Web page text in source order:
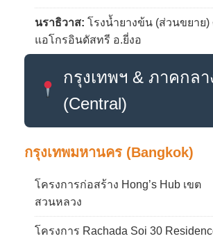
นราธิวาส: โรงน้ำยางข้น (ส่วนขยาย)
แอโกรอินดัสทรี อ.ยี่งอ
กรุงเทพฯ & ภาคกลา
(Central)
กรุงเทพมหานคร (Bangkok)
โครงการก่อสร้าง Hong’s Hub เขต
สวนหลวง
โครงการ Rachada Soi 30